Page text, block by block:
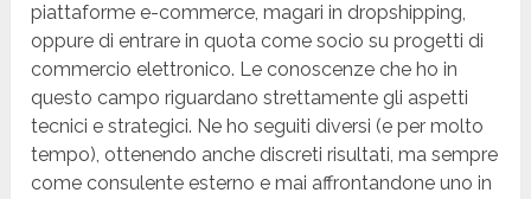
piattaforme e-commerce, magari in dropshipping,
oppure di entrare in quota come socio su progetti di
commercio elettronico. Le conoscenze che ho in
questo campo riguardano strettamente gli aspetti
tecnici e strategici. Ne ho seguiti diversi (e per molto
tempo), ottenendo anche discreti risultati, ma sempre
come consulente esterno e mai affrontandone uno in